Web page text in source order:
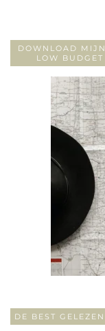
DOWNLOAD
LOW
DE BEST